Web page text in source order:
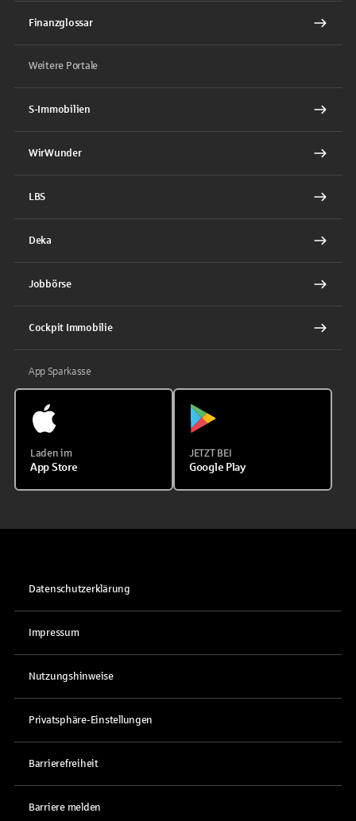
Finanzglossar
Weitere Portale
S-Immobilien
WirWunder
LBS
Deka
Jobbörse
Cockpit Immobilie
App Sparkasse
Laden im
App Store
JETZT BEI
Google Play
Datenschutzerklärung
Impressum
Nutzungshinweise
Privatsphäre-Einstellungen
Barrierefreiheit
Barriere melden